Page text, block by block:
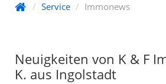
Service Immonews
Neuigkeiten von K & F
K. aus Ingolstadt